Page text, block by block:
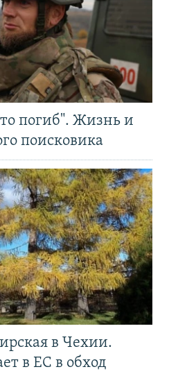
погиб". Жизнь и
поисковика
в Чехии.
в ЕС в обход